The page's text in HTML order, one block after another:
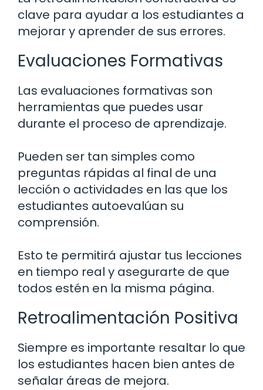
clave para ayudar a los estudiantes a
mejorar y aprender de sus errores.
Evaluaciones Formativas
Las evaluaciones formativas son
herramientas que puedes usar
durante el proceso de aprendizaje.
Pueden ser tan simples como
preguntas rápidas al final de una
lección o actividades en las que los
estudiantes autoevalúan su
comprensión.
Esto te permitirá ajustar tus lecciones
en tiempo real y asegurarte de que
todos estén en la misma página.
Retroalimentación Positiva
Siempre es importante resaltar lo que
los estudiantes hacen bien antes de
señalar áreas de mejora.